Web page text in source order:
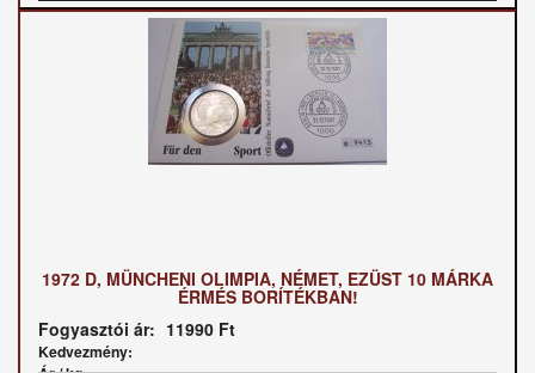
1972 D, MÜNCHENI OLIMPIA, NÉMET, EZÜST 10 MÁRKA
ÉRMÉS BORÍTÉKBAN!
Fogyasztói ár: 11990 Ft
Kedvezmény: